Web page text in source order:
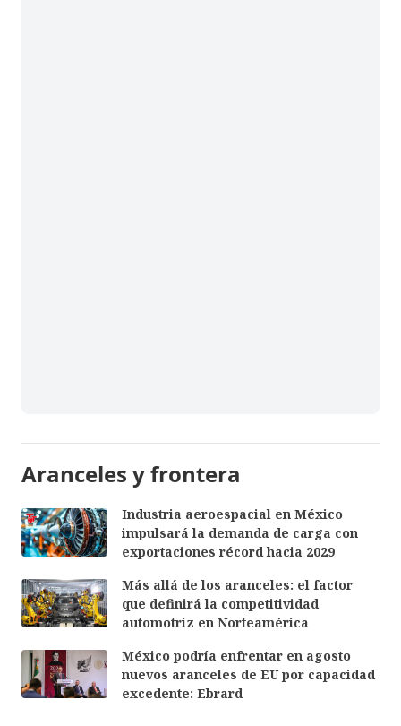
Aranceles y frontera
Industria aeroespacial en México
impulsará la demanda de carga con
exportaciones récord hacia 2029
Más allá de los aranceles: el factor
que definirá la competitividad
automotriz en Norteamérica
México podría enfrentar en agosto
nuevos aranceles de EU por capacidad
excedente: Ebrard